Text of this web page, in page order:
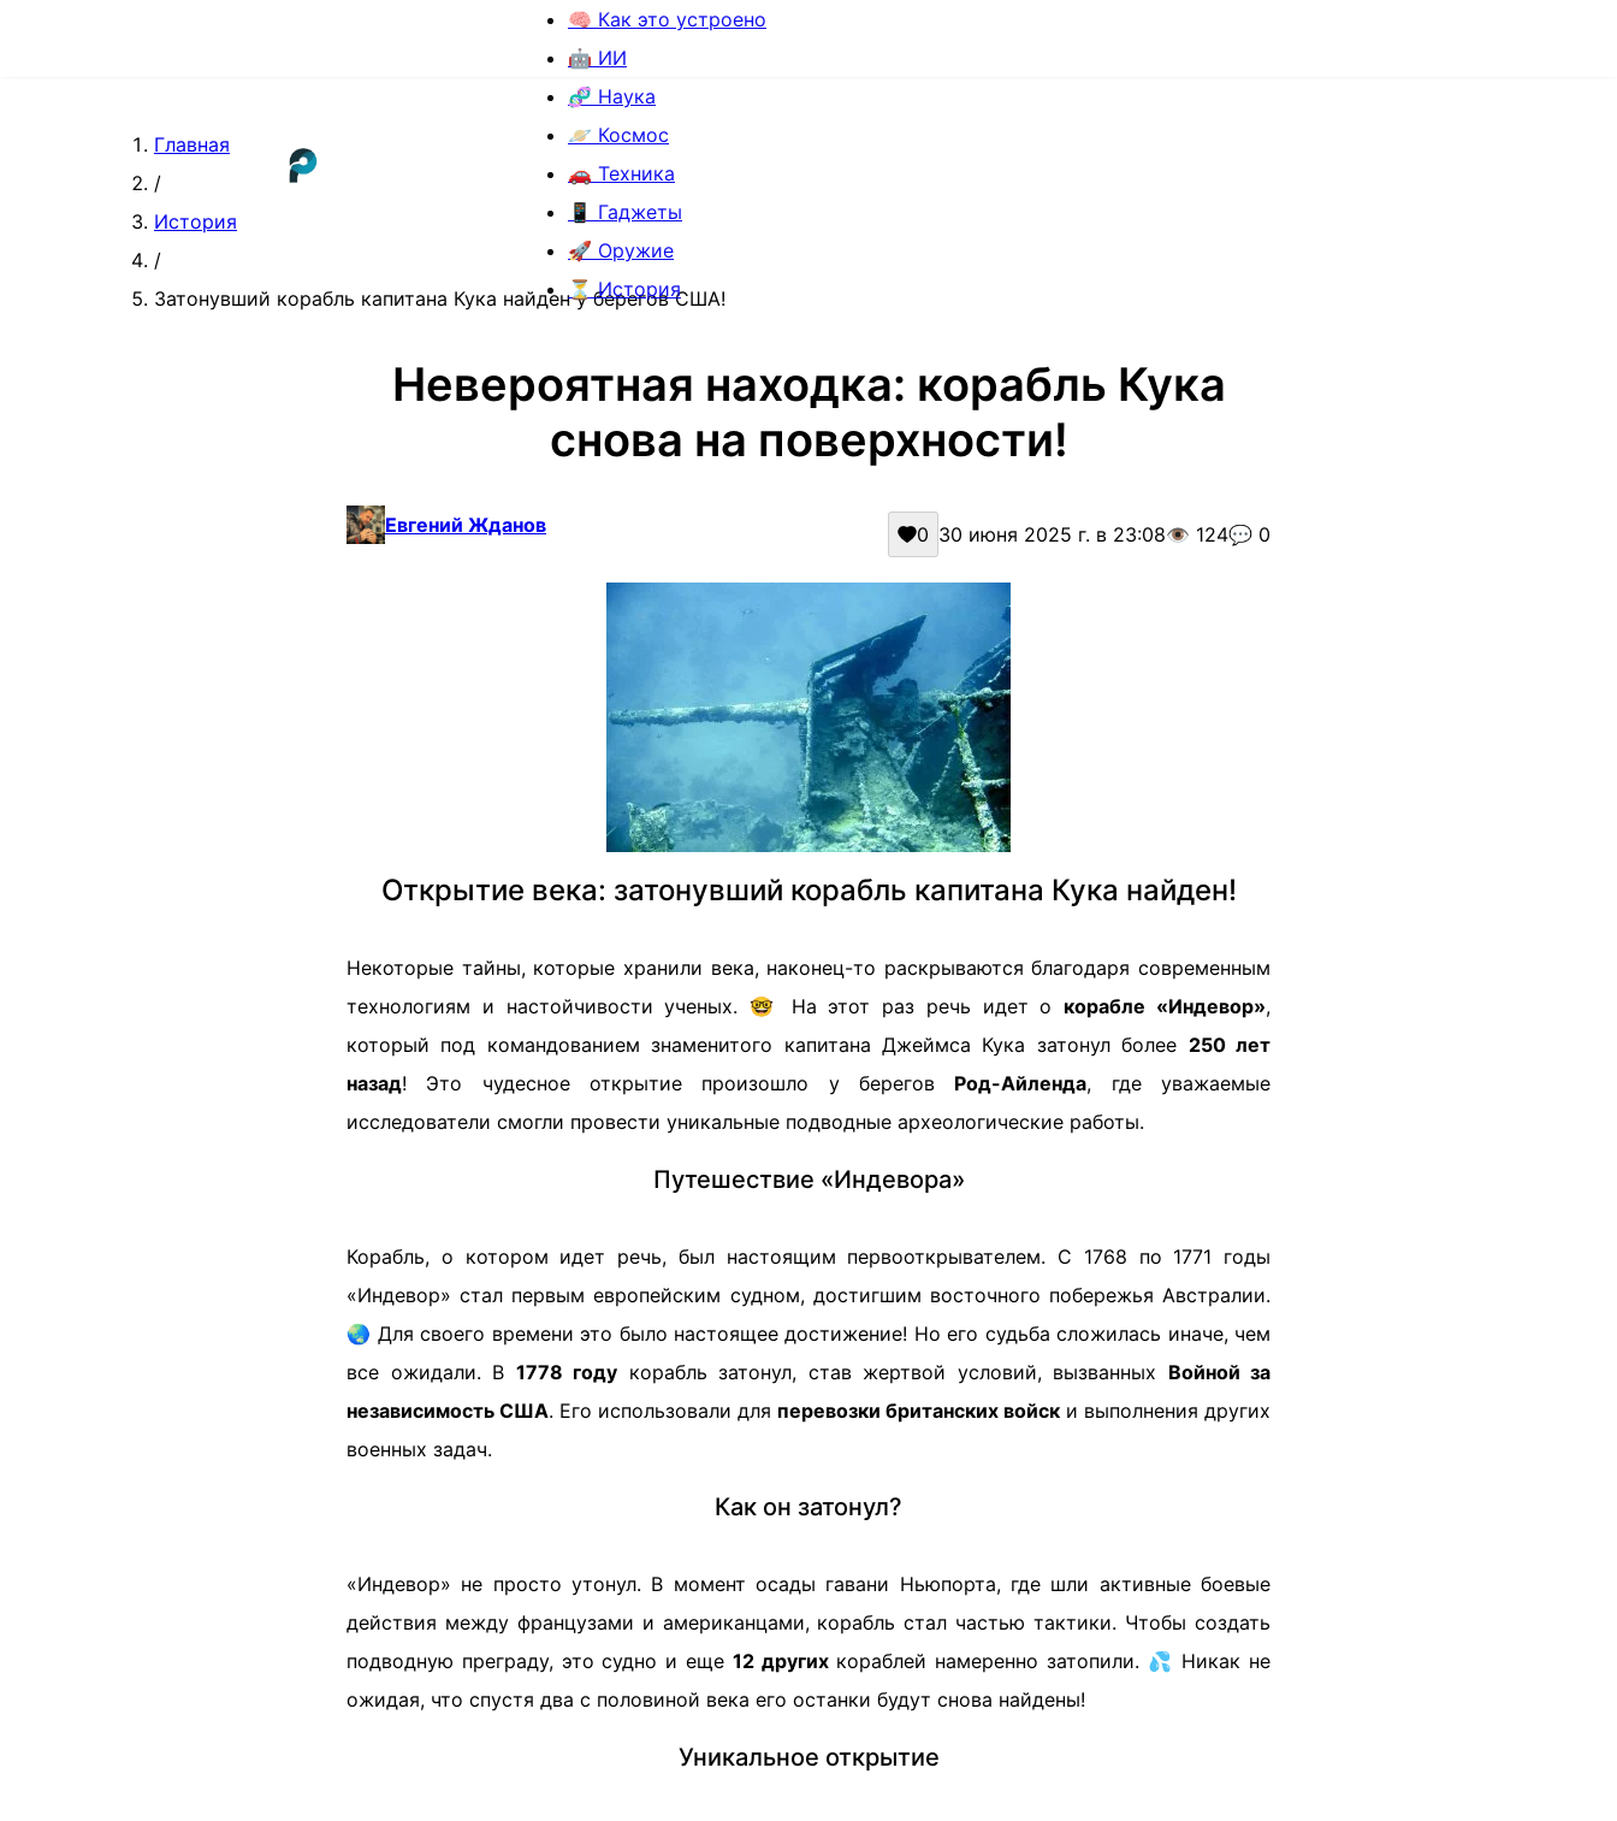
🧠 Как это устроено
🤖 ИИ
🧬 Наука
🪐 Космос
🚗 Техника
📱 Гаджеты
🚀 Оружие
⏳ История
Главная
/
История
/
Затонувший корабль капитана Кука найден у берегов США!
Невероятная находка: корабль Кука
снова на поверхности!
Евгений Жданов 0 30 июня 2025 г. в 23:08👁️ 124💬 0
Открытие века: затонувший корабль капитана Кука найден!
Некоторые тайны, которые хранили века, наконец-то раскрываются благодаря современным
технологиям и настойчивости ученых. 🤓 На этот раз речь идет о корабле «Индевор»,
который под командованием знаменитого капитана Джеймса Кука затонул более 250 лет
назад! Это чудесное открытие произошло у берегов Род-Айленда, где уважаемые
исследователи смогли провести уникальные подводные археологические работы.
Путешествие «Индевора»
Корабль, о котором идет речь, был настоящим первооткрывателем. С 1768 по 1771 годы
«Индевор» стал первым европейским судном, достигшим восточного побережья Австралии.
🌏 Для своего времени это было настоящее достижение! Но его судьба сложилась иначе, чем
все ожидали. В 1778 году корабль затонул, став жертвой условий, вызванных Войной за
независимость США. Его использовали для перевозки британских войск и выполнения других
военных задач.
Как он затонул?
«Индевор» не просто утонул. В момент осады гавани Ньюпорта, где шли активные боевые
действия между французами и американцами, корабль стал частью тактики. Чтобы создать
подводную преграду, это судно и еще 12 другихкораблей намеренно затопили. 💦 Никак не
ожидая, что спустя два с половиной века его останки будут снова найдены!
Уникальное открытие